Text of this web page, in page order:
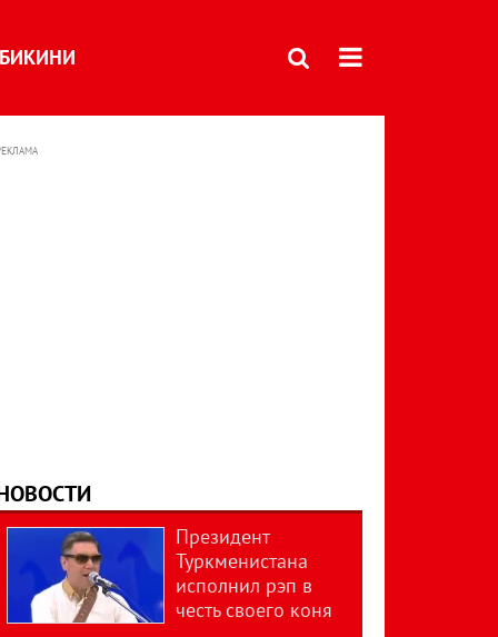
БИКИНИ
Президент
Туркменистана
исполнил рэп в
честь своего коня